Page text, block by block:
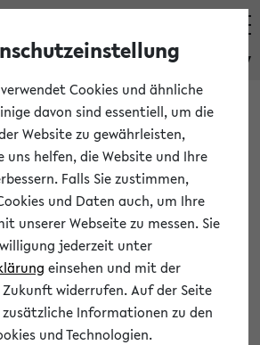
eKVV
und
die Möglichkeit,
in eine Vielzahl von
einzubinden. Auf diese Weise können
Überblick über Ihre privaten und
erhalten.
Cookies und ähnliche
davon sind essentiell, um die
Website zu gewährleisten,
uns helfen, die Website und Ihre
Falls Sie zustimmen,
und Daten auch, um Ihre
unserer Webseite zu messen. Sie
jederzeit unter
einsehen und mit der
widerrufen. Auf der Seite
Informationen zu den
und Technologien.